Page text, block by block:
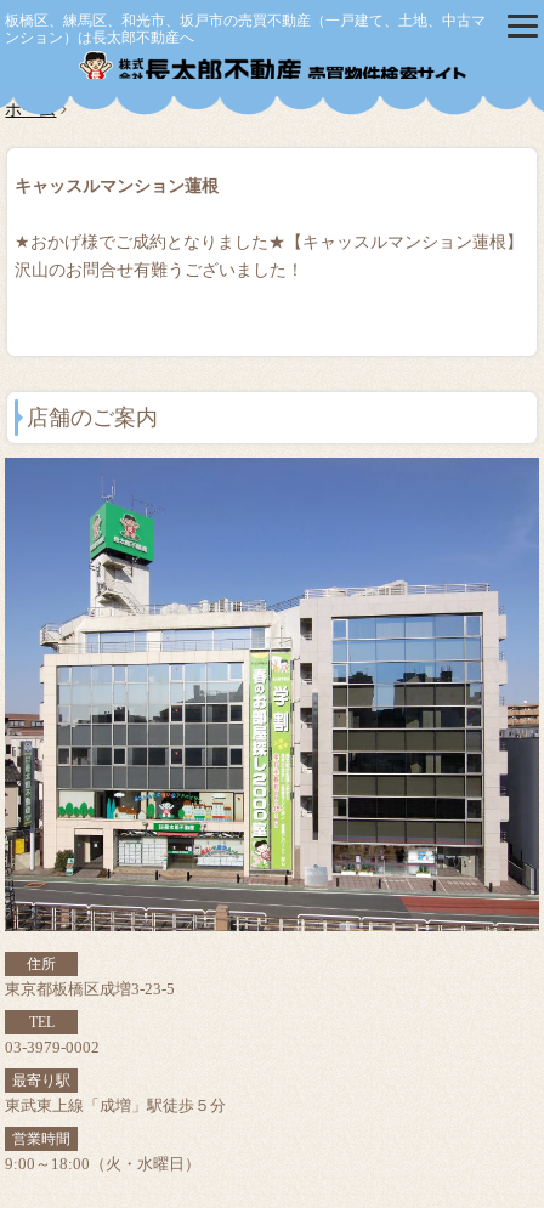
板橋区、練馬区、和光市、坂戸市の売買不動産（一戸建て、土地、中古マ
ンション）は長太郎不動産へ
ホーム
キャッスルマンション蓮根
★おかげ様でご成約となりました★【キャッスルマンション蓮根】
沢山のお問合せ有難うございました！
店舗のご案内
住所
東京都板橋区成増3-23-5
TEL
03-3979-0002
最寄り駅
東武東上線「成増」駅徒歩５分
営業時間
9:00～18:00（火・水曜日）